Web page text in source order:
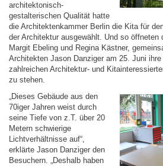
architektonisch-
gestalterischen Qualität hatte
die Architektenkammer Berlin die Kita für
der Architektur ausgewählt. Und so öffneten
Margit Ebeling und Regina Kästner,
Architekten Jason Danziger am 25. Juni ihre
zahlreichen Architektur- und
zu stehen.
„Dieses Gebäude aus den
70iger Jahren weist durch
seine Tiefe von z.T. über 20
Metern schwierige
Lichtverhältnisse auf“,
erklärte Jason Danziger den
Besuchern. „Deshalb haben